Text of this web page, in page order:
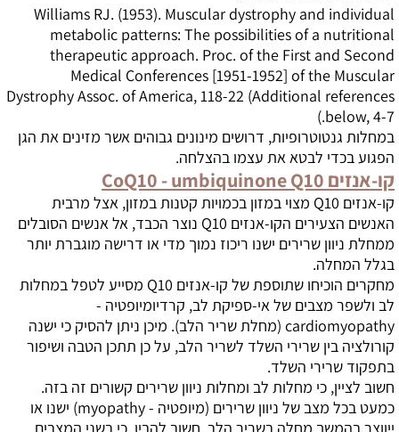
Williams RJ. (1953). Muscular dystrophy and individual
metabolic patterns: The possibilities of a nutritional
therapeutic approach. Proc. of the First and Second
Medical Conferences [1951-1952] of the Muscular
Dystrophy Assoc. of America, 118-22 (Additional references
below, 4-7
.)
במחלות גנטוטרופיות, דרושים מינונים גבוהים אשר מזינים את הגן
הפגוע בכדי לבטא את עצמו בהצלחה.
קו-אנזים Q10
CoQ10 - umbiquinone
קו-אנזים Q10 מצוי במזון בכמויות קטנות במזון, אצל מרבית
האנשים הצעירים הקו-אנזים Q10 נוצר הכבד, אל אנשים הסובלים
ממחלת ניוון שרירים ישנו ריכוז נמוך מדי או דרישה מוגברת יותר
בגלל המחלה.
מחקרים הוכיחו שתוספת של קו-אנזים Q10 מסייע לטפל במחלות
לב ולשפר מצבים של אי-ספיקת לב, קרדיומיופטיה -
cardiomyopathy (מחלת שריר הלב). מיכן ניתן להסיק כי ישנה
קורולציה בין שרירי השלד לשריר הלב, על כן תתכן הטבה ושיפור
בתפקוד שרירי השלד.
חשוב לציין, כי מחלות לב ומחלות ניוון שרירים קשורים זה בזה.
כמעט בכל מצב של ניוון שרירים (מיופטיה -myopathy) ישנו או
ייווצר בהמשך מחלה בשריר הלב. חשוב להבין, כי בשני המצבים